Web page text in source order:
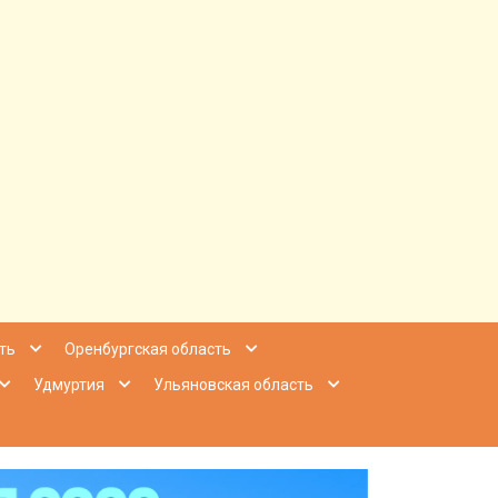
Приволжье
Оренбургская область
Удмуртия
Ульяновская область